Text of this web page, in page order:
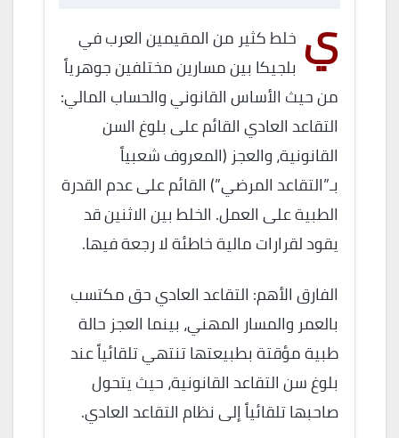
ي خلط كثير من المقيمين العرب في
بلجيكا بين مسارين مختلفين جوهرياً
من حيث الأساس القانوني والحساب المالي:
التقاعد العادي القائم على بلوغ السن
القانونية، والعجز (المعروف شعبياً
بـ”التقاعد المرضي”) القائم على عدم القدرة
الطبية على العمل. الخلط بين الاثنين قد
يقود لقرارات مالية خاطئة لا رجعة فيها.
الفارق الأهم: التقاعد العادي حق مكتسب
بالعمر والمسار المهني، بينما العجز حالة
طبية مؤقتة بطبيعتها تنتهي تلقائياً عند
بلوغ سن التقاعد القانونية، حيث يتحول
صاحبها تلقائياً إلى نظام التقاعد العادي.